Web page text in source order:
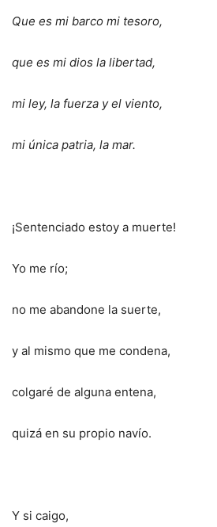
Que es mi barco mi tesoro,
que es mi dios la libertad,
mi ley, la fuerza y el viento,
mi única patria, la mar.
¡Sentenciado estoy a muerte!
Yo me río;
no me abandone la suerte,
y al mismo que me condena,
colgaré de alguna entena,
quizá en su propio navío.
Y si caigo,